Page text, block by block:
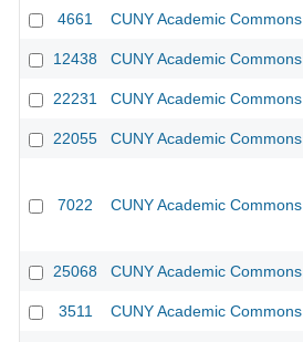
4661 CUNY Academic Commons
12438 CUNY Academic Commons
22231 CUNY Academic Commons
22055 CUNY Academic Commons
7022 CUNY Academic Commons
25068 CUNY Academic Commons
3511 CUNY Academic Commons